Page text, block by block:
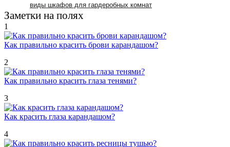
виды шкафов для гардеробных комнат
Заметки на полях
1
Как правильно красить брови карандашом?
2
Как правильно красить глаза тенями?
3
Как красить глаза карандашом?
4